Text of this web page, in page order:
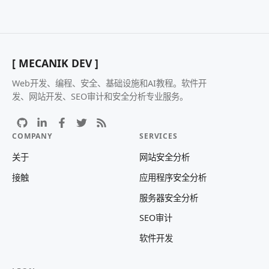
[ MECANIK DEV ]
Web开发、编程、安全、基础设施和AI教程。软件开
发、网站开发、SEO审计和安全分析专业服务。
COMPANY
关于
接触
SERVICES
网站安全分析
应用程序安全分析
服务器安全分析
SEO审计
软件开发